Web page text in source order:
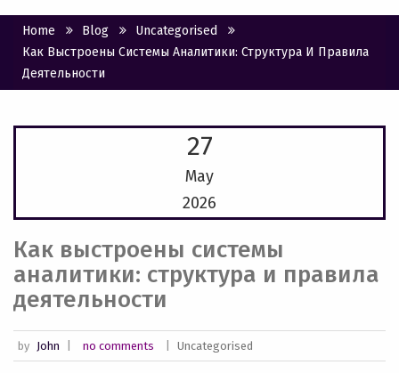
Home Blog
Uncategorised
Как Выстроены Системы Аналитики: Структура И Правила
Деятельности
27
May
2026
Как выстроены системы
аналитики: структура и правила
деятельности
by John no comments Uncategorised